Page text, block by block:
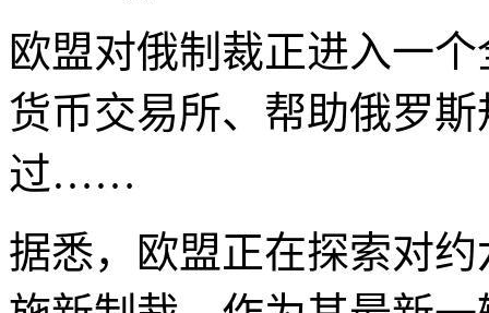
欧盟对俄制裁正进入一
货币交易所、帮助俄罗
过……
据悉，欧盟正在探索对